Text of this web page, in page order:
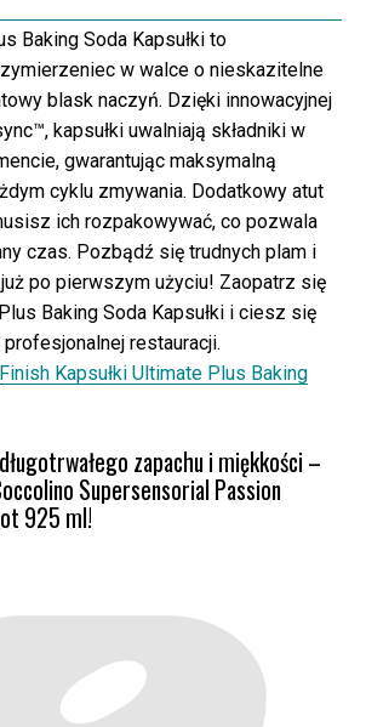
Baking Soda Kapsułki to
w walce o nieskazitelne
blask naczyń. Dzięki innowacyjnej
kapsułki uwalniają składniki w
gwarantując maksymalną
cyklu zmywania. Dodatkowy atut
ich rozpakowywać, co pozwala
czas. Pozbądź się trudnych plam i
po pierwszym użyciu! Zaopatrz się
Baking Soda Kapsułki i ciesz się
restauracji.
Finish Kapsułki Ultimate Plus Baking
zapachu i miękkości –
Supersensorial Passion
925 ml!